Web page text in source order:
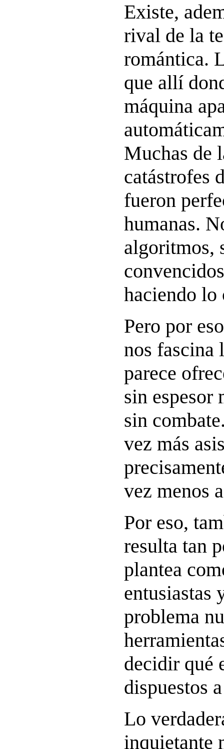
Existe,
rival de la
romántica.
que allí
máquina
Muchas de
catástrofes
fueron
humanas.
algoritmos,
haciendo lo
Pero por
nos fascina
parece
sin espesor
sin
vez más
vez menos
Por eso,
resulta tan
plantea
entusiastas
problema
decidir qué
dispuestos
Lo
inquietante